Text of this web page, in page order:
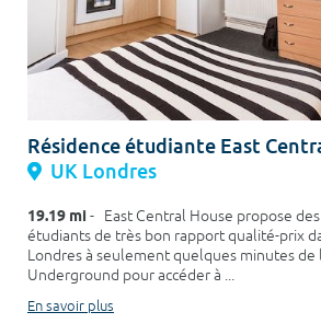
Résidence étudiante East
UK Londres
19.19 mi - East Central House propose
étudiants de très bon rapport qualité-prix
Londres à seulement quelques minutes
Underground pour accéder à ...
En savoir plus